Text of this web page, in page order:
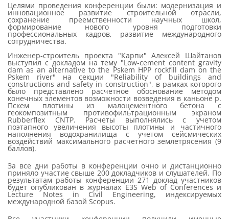
Целями проведения конференции были: модернизация и
инновационное развитие строительной отрасли,
сохранение преемственности научных школ,
формирование нового уровня подготовки
профессиональных кадров, развитие международного
сотрудничества.
Инженер-строитель проекта "Карпи" Алексей Шайтанов
выступил с докладом на тему "Low-cement content gravity
dam as an alternative to the Pskem HPP rockfill dam on the
Pskem river" на секции "Reliability of buildings and
constructions and safety in construction", в рамках которого
было представлено расчетное обоснование методом
конечных элементов возможности возведения в каньоне р.
Пскем плотины из малоцементного бетона с
геокомпозитным противофильтрационным экраном
Rubberflex CNTP. Расчеты выполнялись с учетом
поэтапного увеличения высоты плотины и частичного
наполнения водохранилища с учетом сейсмических
воздействий максимального расчетного землетрясения (9
баллов).
За все дни работы в конференции очно и дистанционно
приняло участие свыше 200 докладчиков и слушателей. По
результатам работы конференции 271 доклад участников
будет опубликован в журналах E3S Web of Conferences и
Lecture Notes in Civil Engineering, индексируемых
международной базой Scopus.